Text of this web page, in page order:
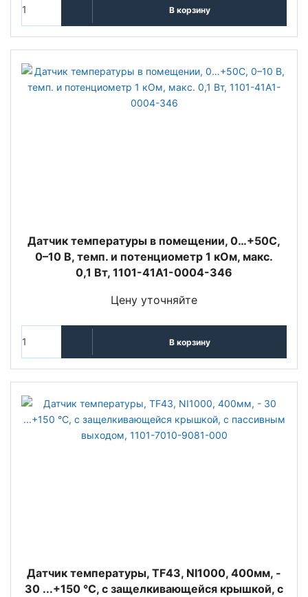
В корзину
Датчик температуры в помещении, 0…+50C,
0–10 В, темп. и потенциометр 1 кОм, макс.
0,1 Вт, 1101-41A1-0004-346
Цену уточняйте
В корзину
Датчик температуры, TF43, NI1000, 400мм, -
30 ...+150 °C, с защелкивающейся крышкой, с